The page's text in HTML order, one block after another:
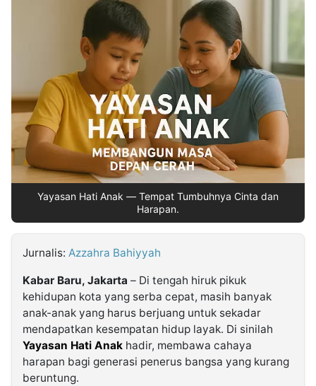
Insight
NTB
Suara
Time
Lens
IDN
Daily
Jogja
Jalan
Rakyat
Idealita
News
Kita
Notice
Dinamikapost.com
Radar
Baru
Seedbacklink
Follow
Kabarbaru
Kabarbaru.co
2026
Yayasan Hati Anak — Tempat Tumbuhnya Cinta dan
Harapan.
Jurnalis: Azzahra Bahiyyah
Kabar Baru, Jakarta – Di tengah hiruk pikuk
kehidupan kota yang serba cepat, masih banyak
anak-anak yang harus berjuang untuk sekadar
mendapatkan kesempatan hidup layak. Di sinilah
Yayasan Hati Anak hadir, membawa cahaya
harapan bagi generasi penerus bangsa yang kurang
beruntung.